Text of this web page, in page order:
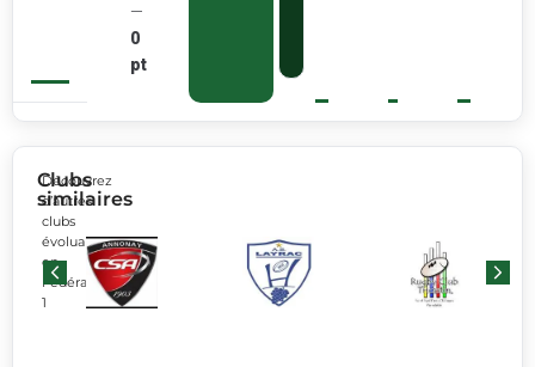
—
0
pt
Clubs
similaires
Découvrez
d’autres
clubs
évoluant
en
Fédérale
1